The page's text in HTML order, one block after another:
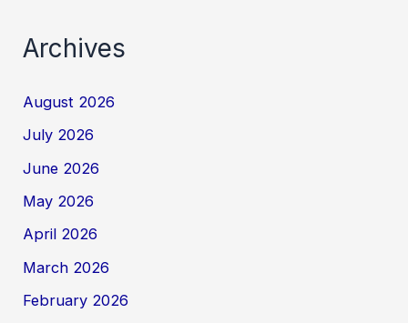
Archives
August 2026
July 2026
June 2026
May 2026
April 2026
March 2026
February 2026